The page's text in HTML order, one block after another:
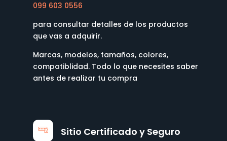
099 603 0556
para consultar detalles de los productos
que vas a adquirir.
Marcas, modelos, tamaños, colores,
compatiblidad. Todo lo que necesites saber
antes de realizar tu compra
Sitio Certificado y Seguro